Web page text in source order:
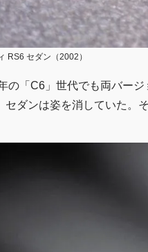
RS6 セダン（2002）
の「C6」世代でも両バー
セダンは姿を消していた。